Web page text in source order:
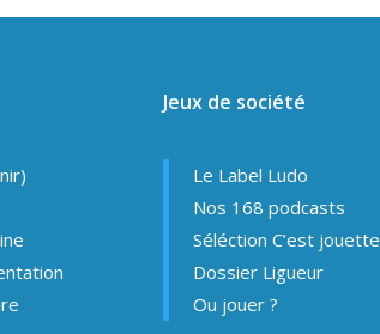
Jeux de société
Le Label Ludo
Nos 168 podcasts
Séléction C’est jouette
Dossier Ligueur
Ou jouer ?